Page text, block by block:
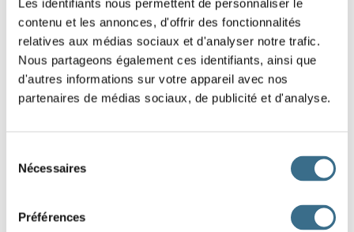
Les identifiants nous permettent de personnaliser le
contenu et les annonces, d'offrir des fonctionnalités
relatives aux médias sociaux et d'analyser notre trafic.
Nous partageons également ces identifiants, ainsi que
d'autres informations sur votre appareil avec nos
partenaires de médias sociaux, de publicité et d'analyse.
Nécessaires
Préférences
Je vous souhaite un anniversaire.
Plusieurs vendeurs accueillent les clients.
qu'une mule.
seule